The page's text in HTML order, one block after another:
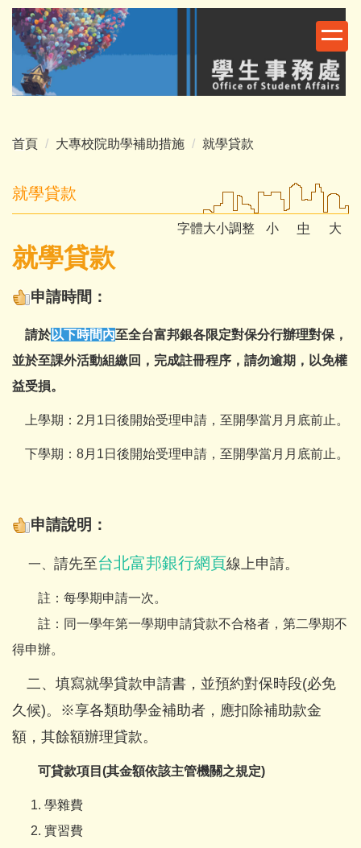
跳
到
內
首頁
大專校院助學補助措施 就學貸款
就學貸款
字體大小調整 小 中 大
就學貸款
申請時間：
請於以下時間內至全台富邦銀各限定對保分行辦理對保，
並於至課外活動組繳回， 完成註冊程序， 請勿逾期，以免權
益受損。
上學期：2月1日後開始受理申請，至開學當月月底前止。
下學期：8月1日後開始受理申請，至開學當月月底前止。
申請說明：
一、 請先至台北富邦銀行網頁線上申請。
註：每學期申請一次。
註：同一學年第一學期申請貸款不合格者，第二學期不
得申辦。
二、填寫就學貸款申請書，並預約對保時段(必免
久候)。※享各類助學金補助者，應扣除補助款金
額，其餘額辦理貸款。
可貸款項目(其金額依該主管機關之規定)
學雜費
實習費